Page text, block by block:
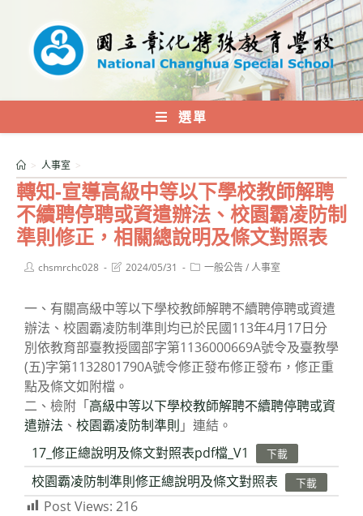
內
選單
轉知-宣導高級中等以下學校教師解聘
不續聘停聘或資遣辦法、校園霸凌防制
準則修正，相關總說明及條文對照表
> 人事室 >
Postchsmrchc028
Post2024/05/31
Post一般公告/人事室
一、有關高級中等以下學校教師解聘不續聘停聘或資遣
辦法、校園霸凌防制準則均已於民國113年4月17日分
別依教育部臺教授國部字第1136000669A號令及臺教學
(五)字第1132801790A號令修正發布修正發布，修正重
點及條文如附檔。
二、檢附「高級中等以下學校教師解聘不續聘停聘或資
遣辦法 、 校園霸凌防制準則 」連結。
17_修正總說明及條文對照表pdf檔_V1
下載
校園霸凌防制準則修正總說明及條文對照表 下載
Post Views: 216